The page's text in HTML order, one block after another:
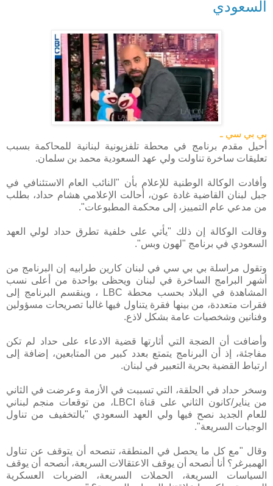
السعودي
بي بي سي ـ
أحيل مقدم برنامج في محطة تلفزيونية لبنانية للمحاكمة بسبب
تعليقات ساخرة تناولت ولي عهد السعودية محمد بن سلمان.
وأفادت الوكالة الوطنية للإعلام بأن "النائب العام الاستئنافي في
جبل لبنان القاضية غادة عون، أحالت الإعلامي هشام حداد، بطلب
من مدعي عام التمييز، إلى محكمة المطبوعات".
وقالت الوكالة إن ذلك "يأتي على خلفية تطرق حداد لولي العهد
السعودي في برنامج "لهون وبس".
وتقول مراسلة بي بي سي في لبنان كارين طرابيه إن البرنامج من
أشهر البرامج الساخرة في لبنان ويحظى بواحدة من أعلى نسب
المشاهدة في البلاد بحسب محطة LBC ، وينقسم البرنامج إلى
فقرات متعددة، من بينها فقرة يتناول فيها غالبا تصريحات مسؤولين
وفنانين وشخصيات عامة بشكل لاذع.
وأضافت أن الضجة التي أثارتها قضية الادعاء على حداد لم تكن
مفاجئة، إذ أن البرنامج يتمتع بعدد كبير من المتابعين، إضافة إلى
ارتباط القضية بحرية التعبير في لبنان.
وسخر حداد في الحلقة، التي تسببت في الأزمة وعرضت في الثاني
من يناير/كانون الثاني على قناة LBCI، من توقعات منجم لبناني
للعام الجديد نصح فيها ولي العهد السعودي "بالتخفيف من تناول
الوجبات السريعة".
وقال "مع كل ما يحصل في المنطقة، تنصحه أن يتوقف عن تناول
الهمبرغر؟ أنا أنصحه أن يوقف الاعتقالات السريعة، أنصحه أن يوقف
السياسات السريعة، الحملات السريعة، الضربات العسكرية